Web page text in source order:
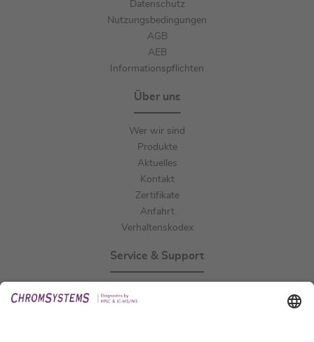
Datenschutz
Nutzungsbedingungen
AGB
AEB
Informationspflichten
Über uns
Wer wir sind
Produkte
Aktuelles
Kontakt
Zertifikate
Anfahrt
Verhaltenskodex
Service & Support